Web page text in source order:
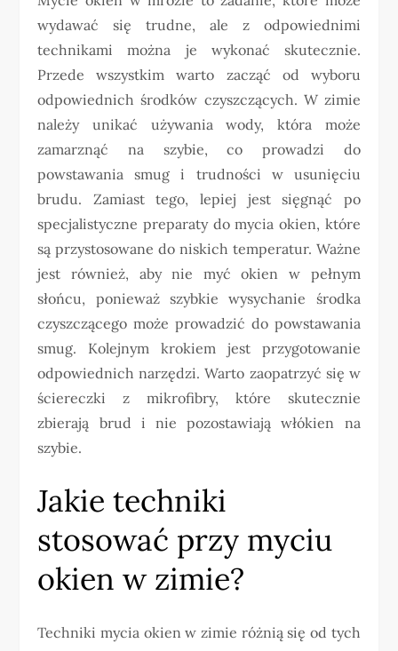
wydawać się trudne, ale z odpowiednimi
technikami można je wykonać skutecznie.
Przede wszystkim warto zacząć od wyboru
odpowiednich środków czyszczących. W zimie
należy unikać używania wody, która może
zamarznąć na szybie, co prowadzi do
powstawania smug i trudności w usunięciu
brudu. Zamiast tego, lepiej jest sięgnąć po
specjalistyczne preparaty do mycia okien, które
są przystosowane do niskich temperatur. Ważne
jest również, aby nie myć okien w pełnym
słońcu, ponieważ szybkie wysychanie środka
czyszczącego może prowadzić do powstawania
smug. Kolejnym krokiem jest przygotowanie
odpowiednich narzędzi. Warto zaopatrzyć się w
ściereczki z mikrofibry, które skutecznie
zbierają brud i nie pozostawiają włókien na
szybie.
Jakie techniki
stosować przy myciu
okien w zimie?
Techniki mycia okien w zimie różnią się od tych